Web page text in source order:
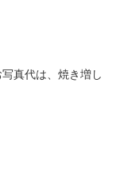
真代は、焼き増し